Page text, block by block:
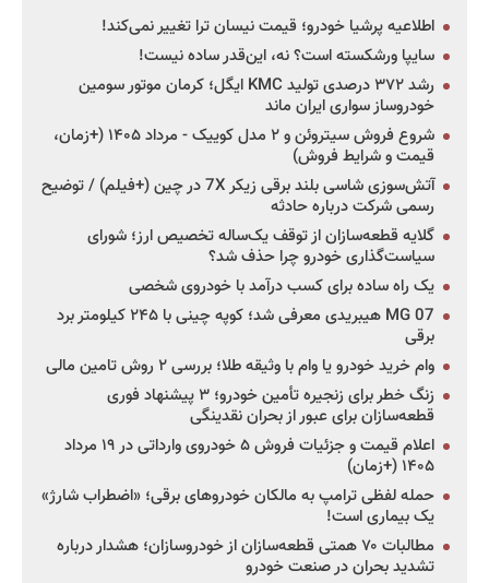
اطلاعیه پرشیا خودرو؛ قیمت نیسان ترا تغییر نمی‌کند!
سایپا ورشکسته است؟ نه، این‌قدر ساده نیست!
رشد ۳۷۲ درصدی تولید KMC ایگل؛ کرمان موتور سومین
خودروساز سواری ایران ماند
شروع فروش سیتروئن و ۲ مدل کوییک - مرداد ۱۴۰۵ (+زمان،
قیمت و شرایط فروش)
آتش‌سوزی شاسی بلند برقی زیکر 7X در چین (+فیلم) / توضیح
رسمی شرکت درباره حادثه
گلایه قطعه‌سازان از توقف یک‌ساله تخصیص ارز؛ شورای
سیاست‌گذاری خودرو چرا حذف شد؟
یک راه ساده برای کسب درآمد با خودروی شخصی
MG 07 هیبریدی معرفی شد؛ کوپه چینی با ۲۴۵ کیلومتر برد
برقی
وام خرید خودرو یا وام با وثیقه طلا؛ بررسی ۲ روش تامین مالی
زنگ خطر برای زنجیره تأمین خودرو؛ ۳ پیشنهاد فوری
قطعه‌سازان برای عبور از بحران نقدینگی
اعلام قیمت و جزئیات فروش ۵ خودروی وارداتی در ۱۹ مرداد
۱۴۰۵ (+زمان)
حمله لفظی ترامپ به مالکان خودروهای برقی؛ «اضطراب شارژ»
یک بیماری است!
مطالبات ۷۰ همتی قطعه‌سازان از خودروسازان؛ هشدار درباره
تشدید بحران در صنعت خودرو